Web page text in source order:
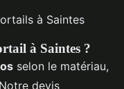
à Saintes ?
selon le matériau,
devis